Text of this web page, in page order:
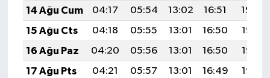
14 Ağu Cum
04:17 05:54 13:02 16:51
19:59
15 Ağu Cts
04:18 05:55 13:01 16:50
19:58
16 Ağu Paz
04:20 05:56 13:01 16:50
19:57
17 Ağu Pts
04:21 05:57 13:01 16:49
19:55